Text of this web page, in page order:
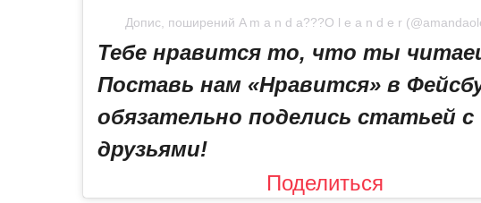
Допис, поширений A m a n d a??‍?O l e a n d e r
Тебе нравится то, что ты
Поставь нам «Нравится» в
обязательно поделись статьей с
друзьями!
Поделиться